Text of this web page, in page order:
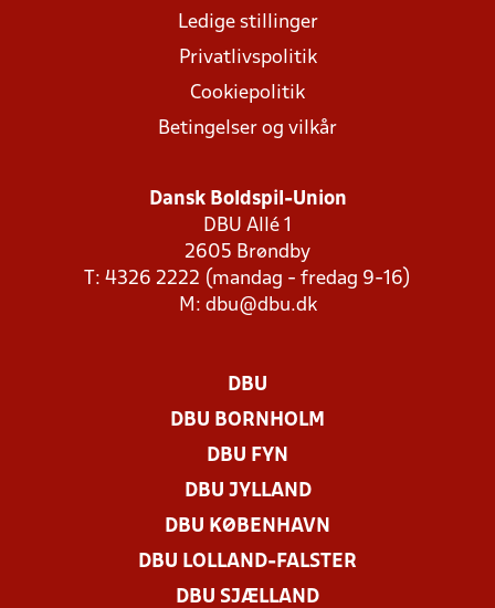
Ledige stillinger
Privatlivspolitik
Cookiepolitik
Betingelser og vilkår
Dansk Boldspil-Union
DBU Allé 1
2605 Brøndby
T: 4326 2222 (mandag - fredag 9-16)
M: dbu@dbu.dk
DBU
DBU BORNHOLM
DBU FYN
DBU JYLLAND
DBU KØBENHAVN
DBU LOLLAND-FALSTER
DBU SJÆLLAND